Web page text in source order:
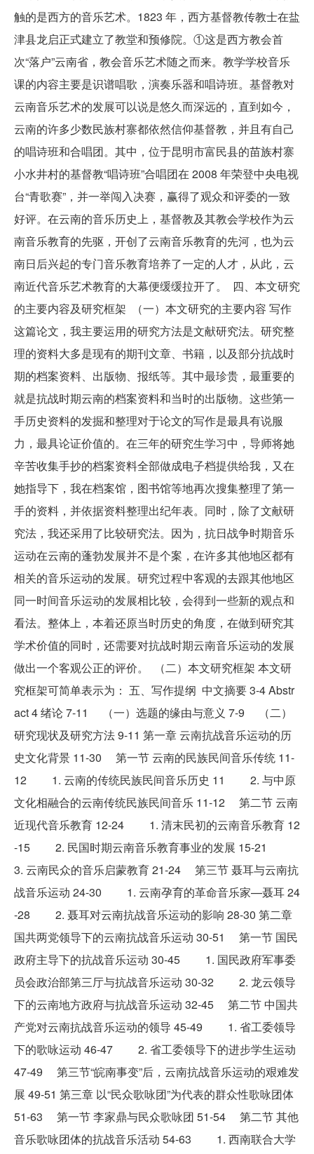
触的是西方的音乐艺术。1823 年，西方基督教传教士在盐
津县龙启正式建立了教堂和预修院。①这是西方教会首
次“落户”云南省，教会音乐艺术随之而来。教学学校音乐
课的内容主要是识谱唱歌，演奏乐器和唱诗班。基督教对
云南音乐艺术的发展可以说是悠久而深远的，直到如今，
云南的许多少数民族村寨都依然信仰基督教，并且有自己
的唱诗班和合唱团。其中，位于昆明市富民县的苗族村寨
小水井村的基督教“唱诗班”合唱团在 2008 年荣登中央电视
台“青歌赛”，并一举闯入决赛，赢得了观众和评委的一致
好评。在云南的音乐历史上，基督教及其教会学校作为云
南音乐教育的先驱，开创了云南音乐教育的先河，也为云
南日后兴起的专门音乐教育培养了一定的人才，从此，云
南近代音乐艺术教育的大幕便缓缓拉开了。 四、本文研究
的主要内容及研究框架 （一）本文研究的主要内容 写作
这篇论文，我主要运用的研究方法是文献研究法。研究整
理的资料大多是现有的期刊文章、书籍，以及部分抗战时
期的档案资料、出版物、报纸等。其中最珍贵，最重要的
就是抗战时期云南的档案资料和当时的出版物。这些第一
手历史资料的发掘和整理对于论文的写作是最具有说服
力，最具论证价值的。在三年的研究生学习中，导师将她
辛苦收集手抄的档案资料全部做成电子档提供给我，又在
她指导下，我在档案馆，图书馆等地再次搜集整理了第一
手的资料，并依据资料整理出纪年表。同时，除了文献研
究法，我还采用了比较研究法。因为，抗日战争时期音乐
运动在云南的蓬勃发展并不是个案，在许多其他地区都有
相关的音乐运动的发展。研究过程中客观的去跟其他地区
同一时间音乐运动的发展相比较，会得到一些新的观点和
看法。整体上，本着还原当时历史的角度，在做到研究其
学术价值的同时，还需要对抗战时期云南音乐运动的发展
做出一个客观公正的评价。 （二）本文研究框架 本文研
究框架可简单表示为： 五、写作提纲 中文摘要 3-4 Abstr
act 4 绪论 7-11 （一）选题的缘由与意义 7-9 （二）
研究现状及研究方法 9-11 第一章 云南抗战音乐运动的历
史文化背景 11-30 第一节 云南的民族民间音乐传统 11-
12 1. 云南的传统民族民间音乐历史 11 2. 与中原
文化相融合的云南传统民族民间音乐 11-12 第二节 云南
近现代音乐教育 12-24 1. 清末民初的云南音乐教育 12
-15 2. 民国时期云南音乐教育事业的发展 15-21
3. 云南民众的音乐启蒙教育 21-24 第三节 聂耳与云南抗
战音乐运动 24-30 1. 云南孕育的革命音乐家—聂耳 24
-28 2. 聂耳对云南抗战音乐运动的影响 28-30 第二章
国共两党领导下的云南抗战音乐运动 30-51 第一节 国民
政府主导下的抗战音乐运动 30-45 1. 国民政府军事委
员会政治部第三厅与抗战音乐运动 30-32 2. 龙云领导
下的云南地方政府与抗战音乐运动 32-45 第二节 中国共
产党对云南抗战音乐运动的领导 45-49 1. 省工委领导
下的歌咏运动 46-47 2. 省工委领导下的进步学生运动
47-49 第三节“皖南事变”后，云南抗战音乐运动的艰难发
展 49-51 第三章 以“民众歌咏团”为代表的群众性歌咏团体
51-63 第一节 李家鼎与民众歌咏团 51-54 第二节 其他
音乐歌咏团体的抗战音乐活动 54-63 1. 西南联合大学